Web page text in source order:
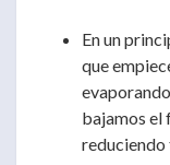
En un
que
bajamos el
reduciendo